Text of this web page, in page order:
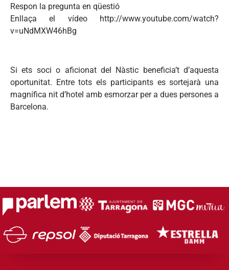
Respon la pregunta en qüestió
Enllaça el vídeo http://www.youtube.com/watch?
v=uNdMXW46hBg
Si ets soci o aficionat del Nàstic beneficia’t d’aquesta
oportunitat. Entre tots els participants es sortejarà una
magnífica nit d’hotel amb esmorzar per a dues persones a
Barcelona.